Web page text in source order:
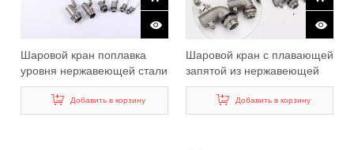
Шаровой кран поплавка
уровня нержавеющей стали
СС304 СС316 цистерны с
Добавить в корзину
Шаровой кран с плавающей
запятой из нержавеющей
стали с наружной резьбой
для резервуара для воды
Добавить в корзину